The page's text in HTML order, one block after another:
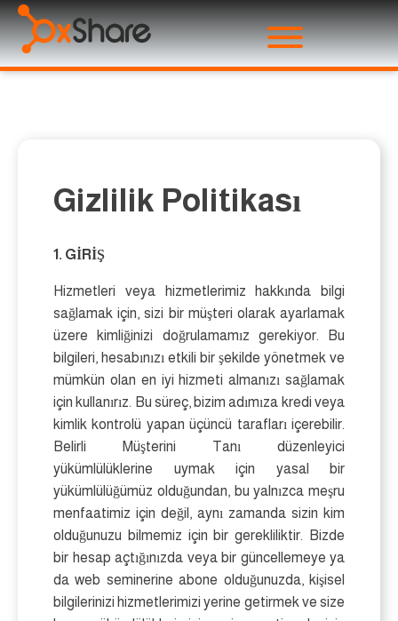
Gizlilik Politikası
1. GİRİŞ
Hizmetleri veya hizmetlerimiz hakkında bilgi
sağlamak için, sizi bir müşteri olarak ayarlamak
üzere kimliğinizi doğrulamamız gerekiyor. Bu
bilgileri, hesabınızı etkili bir şekilde yönetmek ve
mümkün olan en iyi hizmeti almanızı sağlamak
için kullanırız. Bu süreç, bizim adımıza kredi veya
kimlik kontrolü yapan üçüncü tarafları içerebilir.
Belirli Müşterini Tanı düzenleyici
yükümlülüklerine uymak için yasal bir
yükümlülüğümüz olduğundan, bu yalnızca meşru
menfaatimiz için değil, aynı zamanda sizin kim
olduğunuzu bilmemiz için bir gerekliliktir. Bizde
bir hesap açtığınızda veya bir güncellemeye ya
da web seminerine abone olduğunuzda, kişisel
bilgilerinizi hizmetlerimizi yerine getirmek ve size